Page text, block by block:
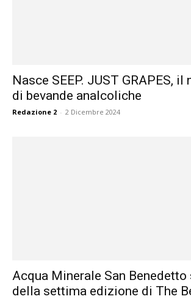
Nasce SEEP. JUST GRAPES, il
di bevande analcoliche
Redazione 2 - 2 Dicembre 2024
Acqua Minerale San Benedetto
della settima edizione di The